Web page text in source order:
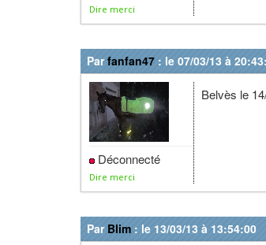
Dire merci
Parfanfan47 : le 07/03/13 à
Déconnecté
Dire merci
Belvès le
Par Blim : le 13/03/13 à 13:54:00